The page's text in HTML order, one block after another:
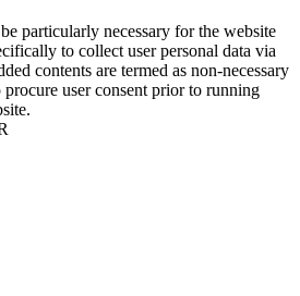
particularly necessary for the website
to collect user personal data via
contents are termed as non-necessary
user consent prior to running